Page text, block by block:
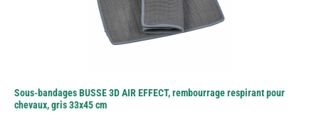
Sous-bandages BUSSE 3D AIR EFFECT, rembourrage respirant pour
chevaux, gris 33x45 cm